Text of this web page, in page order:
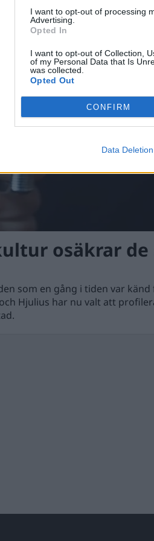
I want to opt-out of processing
Advertising.
Opted In
I want to opt-out of Collection,
of my Personal Data that Is
was collected.
Opted Out
CONFIRM
Data Deletion
år. Ta chansen och kräv
osäkrar de
som en gång i tiden var känd
Hjulius har nu valt att